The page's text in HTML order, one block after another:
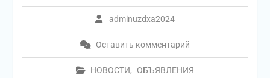
adminuzdxa2024
Оставить комментарий
НОВОСТИ, ОБЪЯВЛЕНИЯ